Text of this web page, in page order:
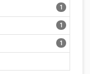
1
1
1